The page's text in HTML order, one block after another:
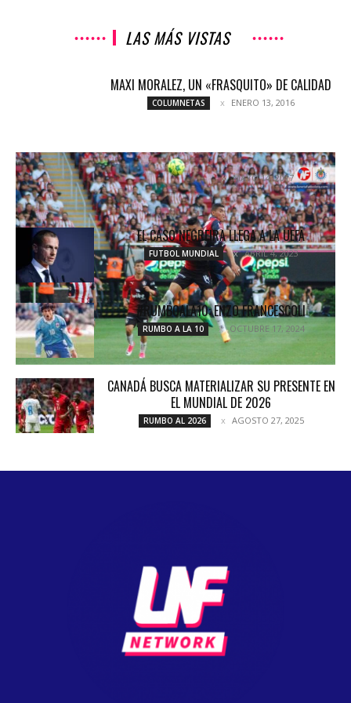
LAS MÁS VISTAS
MAXI MORALEZ, UN «FRASQUITO» DE CALIDAD
COLUMNETAS ENERO 13, 2016
CHIVAS POR LOS CIELOS
COLUMNETAS MAYO 14, 2017
EL CASO NEGREIRA LLEGA A LA UEFA
FUTBOL MUNDIAL ABRIL 4, 2023
#RUMBOALA10: ENZO FRANCESCOLI
RUMBO A LA 10 OCTUBRE 17, 2024
CANADÁ BUSCA MATERIALIZAR SU PRESENTE EN
EL MUNDIAL DE 2026
RUMBO AL 2026 AGOSTO 27, 2025